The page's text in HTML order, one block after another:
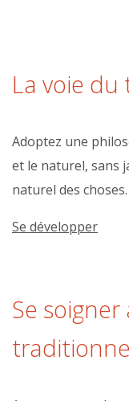
La voie du
Adoptez une
et le naturel, sans
naturel des choses.
Se développer
Se